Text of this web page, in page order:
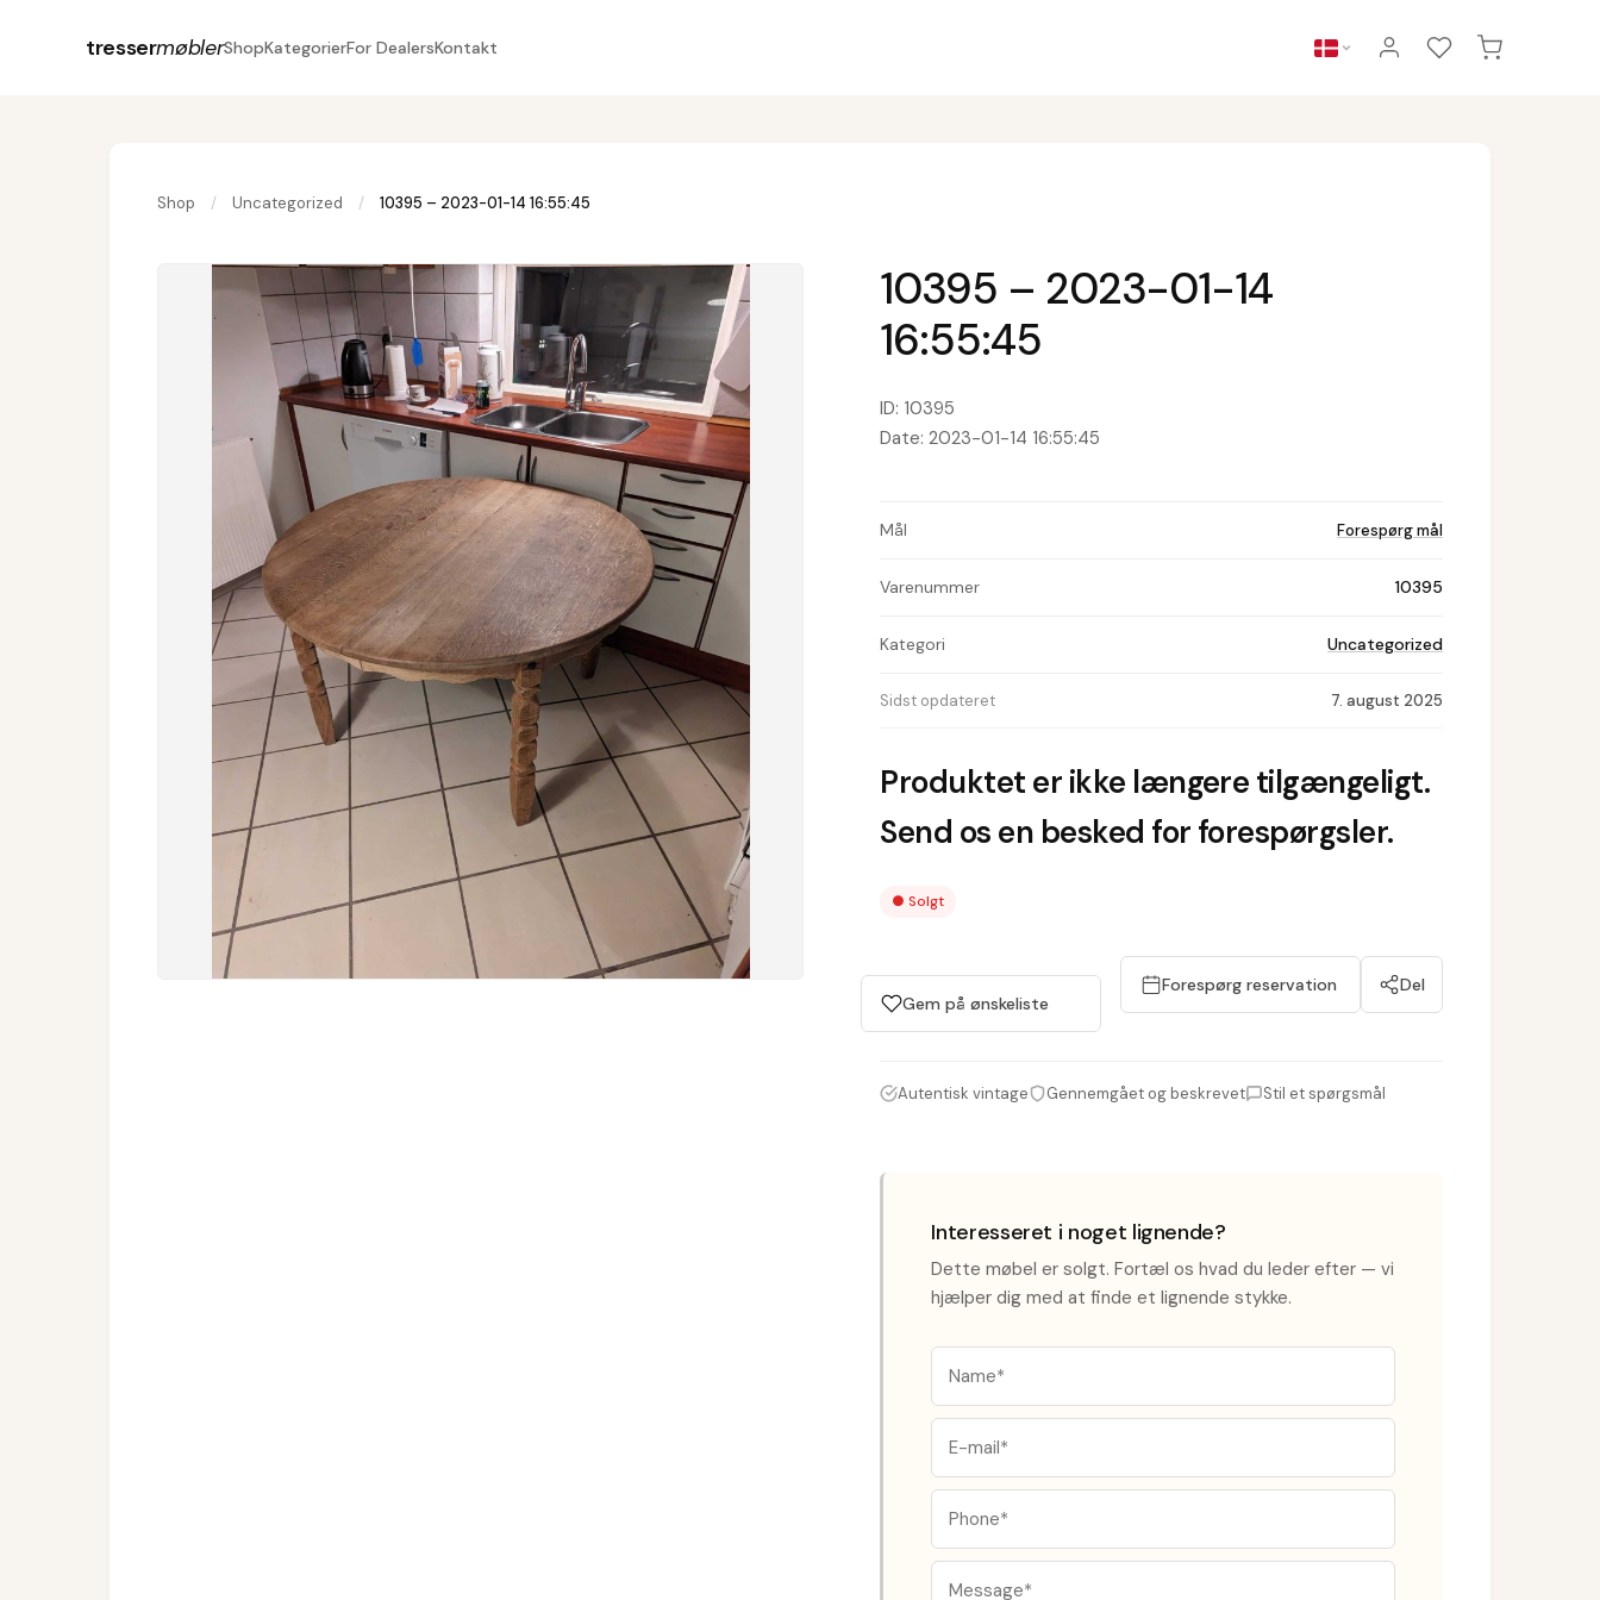
tressermøblerShopKategorierFor DealersKontakt
Shop / Uncategorized / 10395 – 2023-01-14 16:55:45
10395 – 2023-01-14
16:55:45
ID: 10395
Date: 2023-01-14 16:55:45
Mål Forespørg mål
Varenummer 10395
Kategori Uncategorized
Sidst opdateret 7. august 2025
Produktet er ikke længere tilgængeligt.
Send os en besked for forespørgsler.
●Solgt
Gem på ønskeliste
Forespørg reservation Del
Autentisk vintage Gennemgået og beskrevet Stil et spørgsmål
Interesseret i noget lignende?
Dette møbel er solgt. Fortæl os hvad du leder efter — vi
hjælper dig med at finde et lignende stykke.